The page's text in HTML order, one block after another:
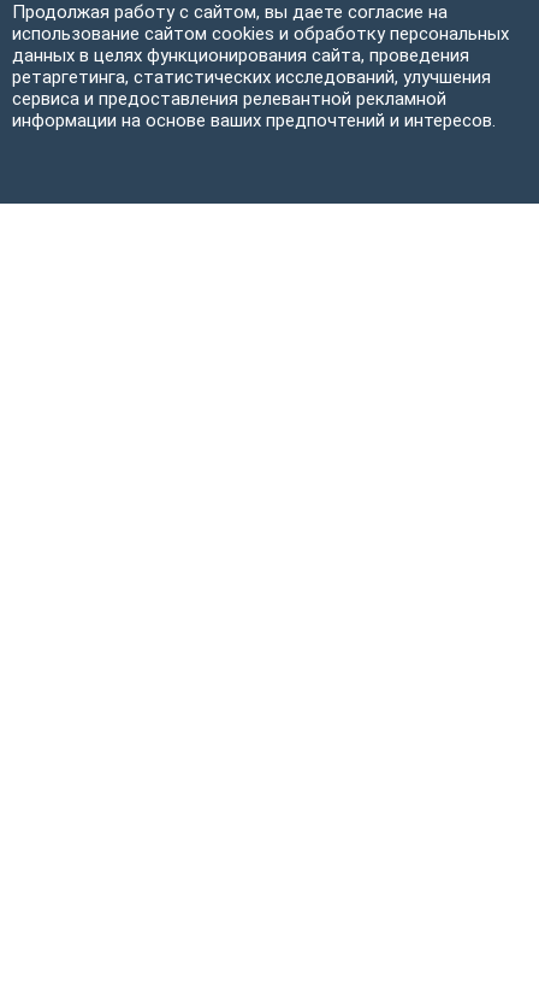
Продолжая работу с сайтом, вы даете согласие на
использование сайтом cookies и обработку персональных
данных в целях функционирования сайта, проведения
ретаргетинга, статистических исследований, улучшения
сервиса и предоставления релевантной рекламной
информации на основе ваших предпочтений и интересов.